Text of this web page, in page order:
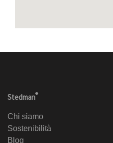
Stedman®
Chi siamo
Sostenibilità
Blog